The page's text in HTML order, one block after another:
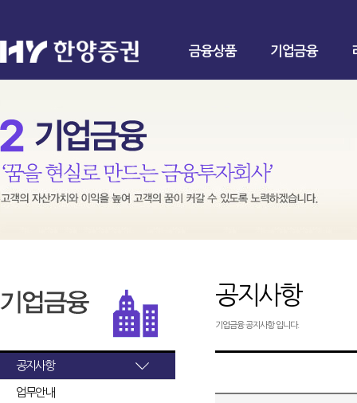
금융상품 기업금융
공지사항
업무안내
공지사항
기업금융 공지사항 입니다.